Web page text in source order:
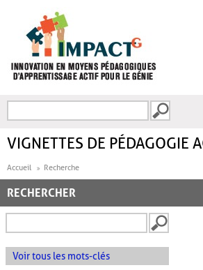
FORMULAIRE DE
VIGNETTES DE PÉDAGOGIE
Accueil Recherche
RECHERCHER
Voir tous les mots-clés